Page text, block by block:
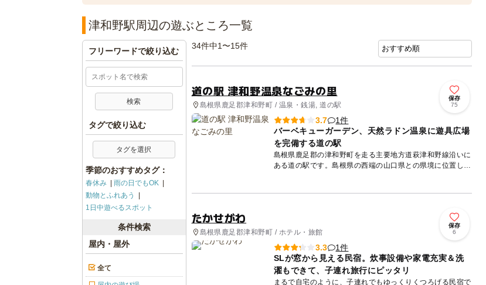
津和野駅周辺の遊ぶところ一覧
34件中1〜15件
道の駅 津和野温泉なごみの里
島根県鹿足郡津和野町 / 温泉・銭湯, 道の駅
保存
75
3.7
1件
バーベキューガーデン、天然ラドン温泉に遊具広場
を完備する道の駅
島根県鹿足郡の津和野町を走る主要地方道萩津和野線沿いに
ある道の駅です。島根県の西端の山口県との県境に位置し、
たかせがわ
島根県鹿足郡津和野町 / ホテル・旅館
保存
6
3.3
1件
SLが窓から見える民宿。炊事設備や家電充実＆洗
濯もできて、子連れ旅行にピッタリ
まるで自宅のように、子連れでもゆっくりくつろげる民宿で
フリーワードで絞り込む
タグで絞り込む
タグを選択
季節のおすすめタグ：
春休み
雨の日でもOK
動物とふれあう
1日中遊べるスポット
条件検索
屋内・屋外
全て